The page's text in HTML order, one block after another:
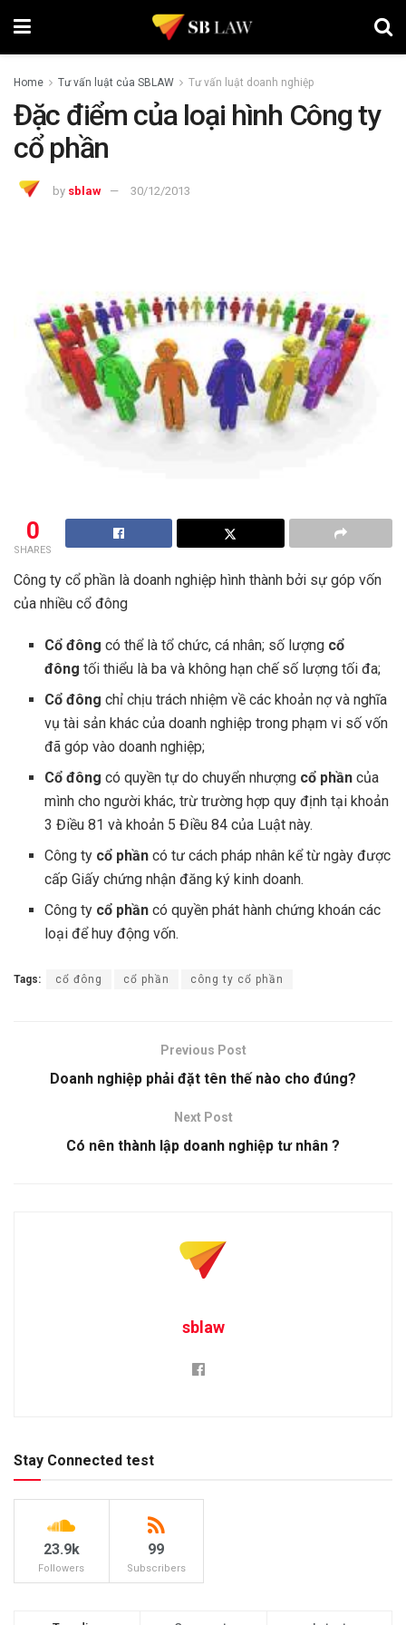
Home Tư vấn luật của SBLAW Tư vấn luật doanh nghiệp
Đặc điểm của loại hình Công ty
cổ phần
by sblaw 30/12/2013
0
SHARES
Công ty cổ phần là doanh nghiệp hình thành bởi sự góp vốn
của nhiều cổ đông
Cổ đông có thể là tổ chức, cá nhân; số lượng cổ
đông tối thiểu là ba và không hạn chế số lượng tối đa;
Cổ đông chỉ chịu trách nhiệm về các khoản nợ và nghĩa
vụ tài sản khác của doanh nghiệp trong phạm vi số vốn
đã góp vào doanh nghiệp;
Cổ đông có quyền tự do chuyển nhượng cổ phần của
mình cho người khác, trừ trường hợp quy định tại khoản
3 Điều 81 và khoản 5 Điều 84 của Luật này.
Công ty cổ phần có tư cách pháp nhân kể từ ngày được
cấp Giấy chứng nhận đăng ký kinh doanh.
Công ty cổ phần có quyền phát hành chứng khoán các
loại để huy động vốn.
Tags: cổ đông cổ phần công ty cổ phần
Previous Post
Doanh nghiệp phải đặt tên thế nào cho đúng?
Next Post
Có nên thành lập doanh nghiệp tư nhân ?
sblaw
Stay Connected test
23.9k
Followers
99
Subscribers